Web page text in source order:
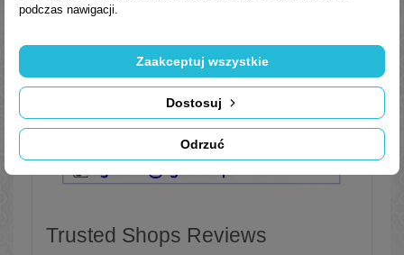
Trusted Shops Reviews
podczas nawigacji.
Odrzuć
Dostosuj
Zaakceptuj wszystkie